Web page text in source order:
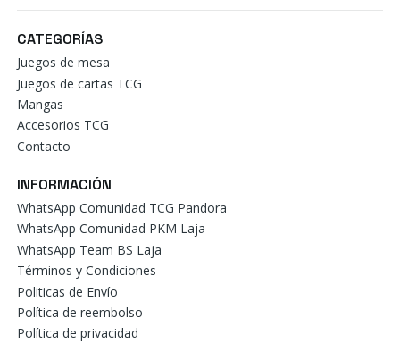
CATEGORÍAS
Juegos de mesa
Juegos de cartas TCG
Mangas
Accesorios TCG
Contacto
INFORMACIÓN
WhatsApp Comunidad TCG Pandora
WhatsApp Comunidad PKM Laja
WhatsApp Team BS Laja
Términos y Condiciones
Politicas de Envío
Política de reembolso
Política de privacidad